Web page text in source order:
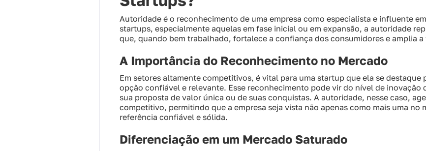
Autoridade é o reconhecimento de uma empresa como especialista e influente
startups, especialmente aquelas em fase inicial ou em expansão, a autoridade
que, quando bem trabalhado, fortalece a confiança dos consumidores e amplia
A Importância do Reconhecimento no Mercado
Em setores altamente competitivos, é vital para uma startup que ela se destaque
opção confiável e relevante. Esse reconhecimento pode vir do nível de inovação
sua proposta de valor única ou de suas conquistas. A autoridade, nesse caso,
competitivo, permitindo que a empresa seja vista não apenas como mais uma no
referência confiável e sólida.
Diferenciação em um Mercado Saturado